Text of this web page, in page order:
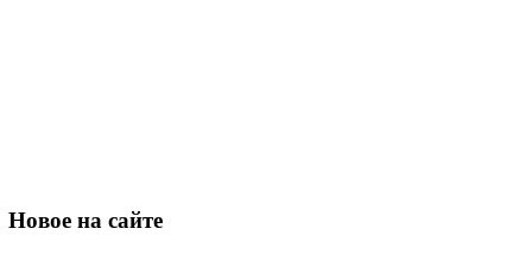
Новое на сайте